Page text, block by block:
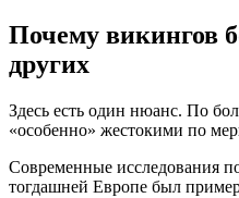
Почему викингов
других
Здесь есть один нюанс. По
«особенно» жестокими по
Современные исследования
тогдашней Европе был